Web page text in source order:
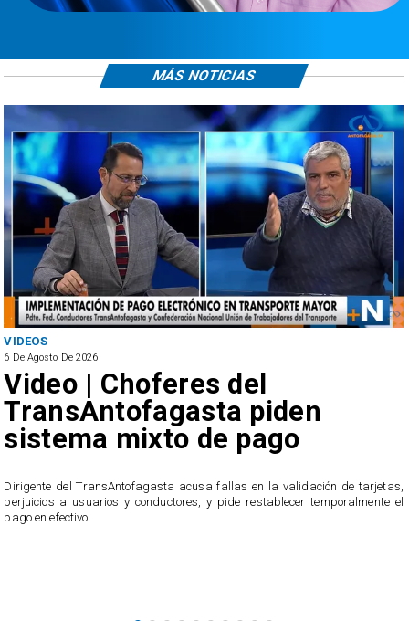
VIDEOS
6 De Agosto De 2026
Video | Choferes del
TransAntofagasta piden
sistema mixto de pago
​Dirigente del TransAntofagasta acusa fallas en la validación de tarjetas,
perjuicios a usuarios y conductores, y pide restablecer temporalmente el
pago en efectivo.
MÁS NOTICIAS